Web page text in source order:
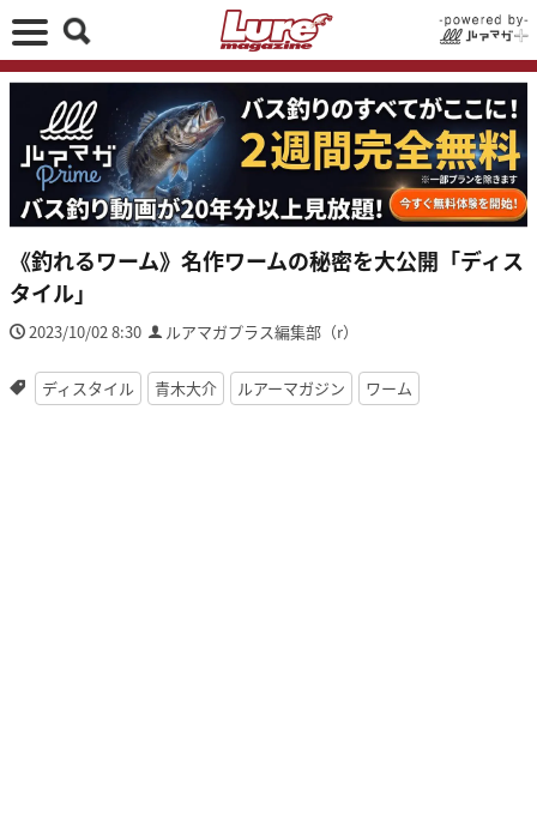
《釣れるワーム》名作ワームの秘密を大公開「ディス
タイル」
2023/10/02 8:30 ルアマガプラス編集部（r）
ディスタイル 青木大介 ルアーマガジン ワーム